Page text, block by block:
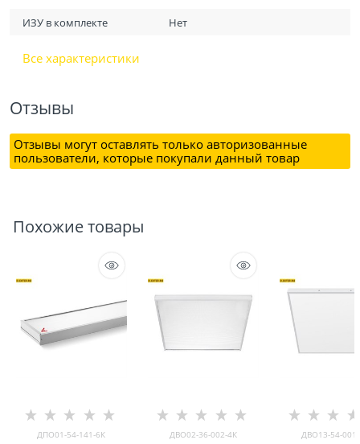
ИЗУ в комплекте Нет
Все характеристики
Отзывы
Отзывы могут оставлять только авторизованные
пользователи, которые покупали данный товар
Похожие товары
ДПО01-54-141-6К ДВО02-36-002-4К ДВО13-54-